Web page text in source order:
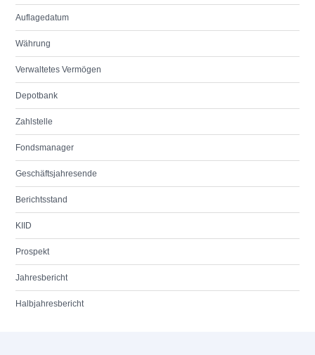
Auflagedatum
Währung
Verwaltetes Vermögen
Depotbank
Zahlstelle
Fondsmanager
Geschäftsjahresende
Berichtsstand
KIID
Prospekt
Jahresbericht
Halbjahresbericht